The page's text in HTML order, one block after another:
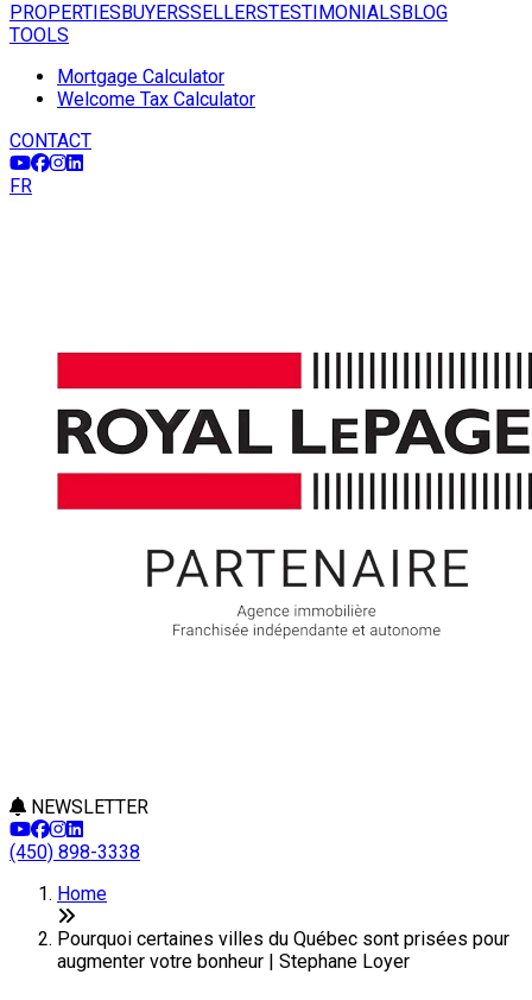
PROPERTIESBUYERSSELLERSTESTIMONIALSBLOG
TOOLS
Mortgage Calculator
Welcome Tax Calculator
CONTACT
FR
NEWSLETTER
(450) 898-3338
Home
Pourquoi certaines villes du Québec sont prisées pour
augmenter votre bonheur | Stephane Loyer